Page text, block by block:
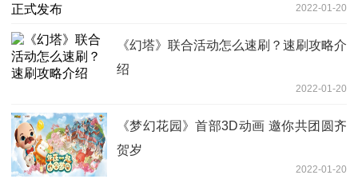
2022-01-20
《幻塔》联合活动怎么速刷？速刷攻略介
绍
2022-01-20
《梦幻花园》首部3D动画 邀你共团圆齐
贺岁
2022-01-20